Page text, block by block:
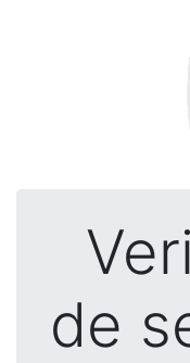
de